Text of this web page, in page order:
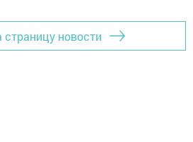
страницу новости